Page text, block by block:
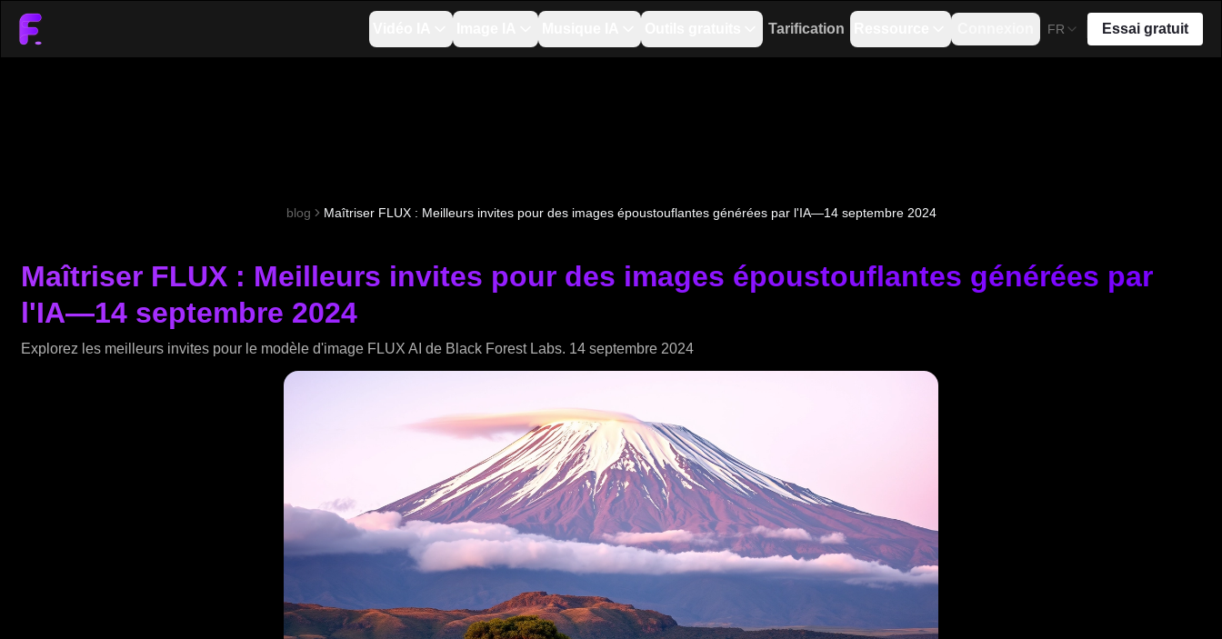
Tarification FR Essai gratuit
blog Maîtriser FLUX : Meilleurs invites pour des images époustouflantes générées par l'IA—14 septembre 2024
Maîtriser FLUX : Meilleurs invites pour des images époustouflantes générées par
l'IA—14 septembre 2024
Explorez les meilleurs invites pour le modèle d'image FLUX AI de Black Forest Labs. 14 septembre 2024